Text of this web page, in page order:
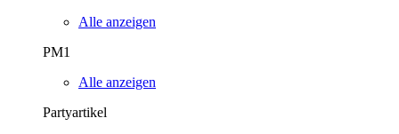
Alle anzeigen
PM1
Alle anzeigen
Partyartikel